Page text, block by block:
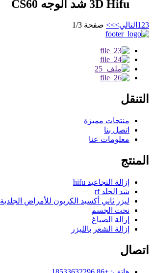
3D Hifu شد الوجه CS60
123 التالي>>> صفحة 1/3
التنقل
منتجات مميزة
اتصل بنا
معلومات عنا
المنتج
إزالة التجاعيد hifu
شد الجلد rf
ليزر ثاني أكسيد الكربون للأمراض الجلدية
نحت الجسم
إزالة الصباغ
إزالة الشعر بالليزر
اتصال